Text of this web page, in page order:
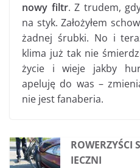
nowy filtr. Z trudem,
na styk. Założyłem
żadnej śrubki. No i
klima już tak nie
życie i wieje jakby
apeluję do was –
nie jest fanaberia.
ROWERZYŚCI
IECZNI